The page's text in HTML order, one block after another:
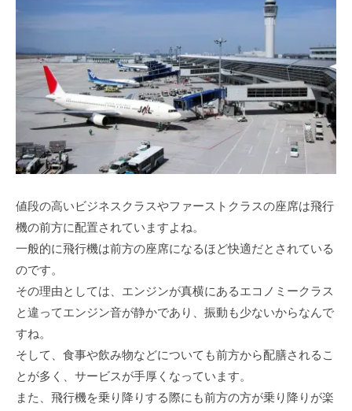
値段の高いビジネスクラスやファーストクラスの座席は飛行
機の前方に配置されていますよね。
一般的に飛行機は前方の座席になるほど快適だとされている
のです。
その理由としては、エンジンが真横にあるエコノミークラス
と違ってエンジン音が静かであり、振動も少ないからなんで
すね。
そして、食事や飲み物などについても前方から配膳されるこ
とが多く、サービスが手厚くなっています。
また、飛行機を乗り降りする際にも前方の方が乗り降りが楽